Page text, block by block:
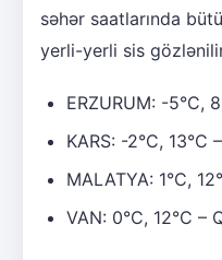
səhər saatlarında
yerli-yerli sis
ERZURUM: -5°C,
KARS: -2°C, 13°C
MALATYA: 1°C,
VAN: 0°C, 12°C –